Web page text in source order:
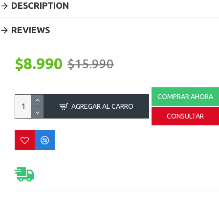
DESCRIPTION
REVIEWS
$8.990 $15.990
AGREGAR AL CARRO
COMPRAR AHORA
CONSULTAR